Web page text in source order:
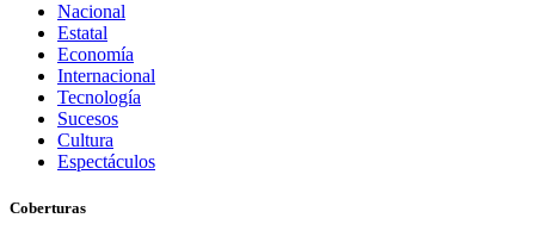
Nacional
Estatal
Economía
Internacional
Tecnología
Sucesos
Cultura
Espectáculos
Coberturas